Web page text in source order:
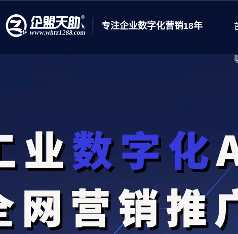
专注企业数字化营销18年